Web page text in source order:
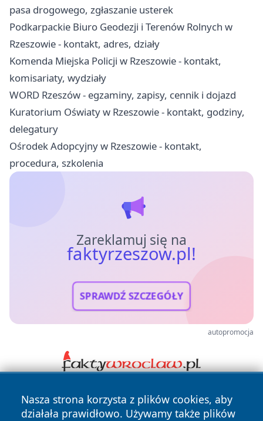
pasa drogowego, zgłaszanie usterek
Podkarpackie Biuro Geodezji i Terenów Rolnych w
Rzeszowie - kontakt, adres, działy
Komenda Miejska Policji w Rzeszowie - kontakt,
komisariaty, wydziały
WORD Rzeszów - egzaminy, zapisy, cennik i dojazd
Kuratorium Oświaty w Rzeszowie - kontakt, godziny,
delegatury
Ośrodek Adopcyjny w Rzeszowie - kontakt,
procedura, szkolenia
Zareklamuj się na
faktyrzeszow.pl!
SPRAWDŹ SZCZEGÓŁY
autopromocja
Nasza strona korzysta z plików cookies, aby
działała prawidłowo. Używamy także plików